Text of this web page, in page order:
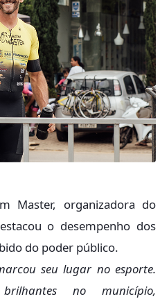
Master, organizadora do
o desempenho dos
do poder público.
seu lugar no esporte.
no município,